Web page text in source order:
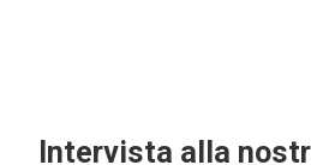
Intervista alla